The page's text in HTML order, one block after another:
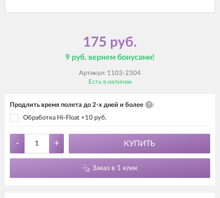
175 руб.
9 руб. вернем бонусами!
Артикул: 1103-2304
Есть в наличии
Продлить время полета до 2-х дней и более ? :
Обработка Hi-Float +10 руб.
- + КУПИТЬ
Заказ в 1 клик